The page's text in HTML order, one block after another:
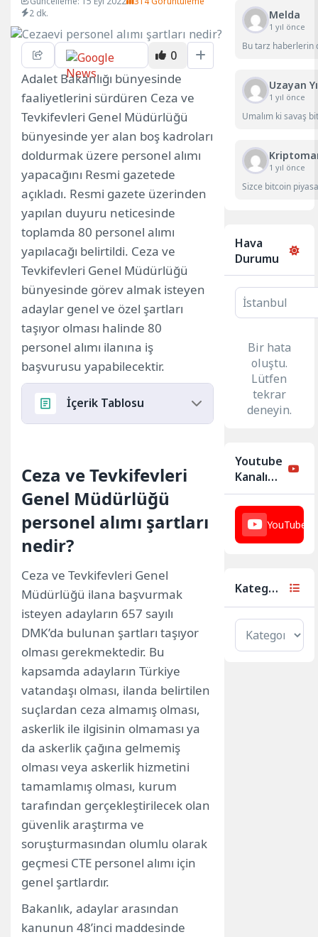
2 dk.
0
Adalet Bakanlığı bünyesinde
faaliyetlerini sürdüren Ceza ve
Tevkifevleri Genel Müdürlüğü
bünyesinde yer alan boş kadroları
doldurmak üzere personel alımı
yapacağını Resmi gazetede
açıkladı. Resmi gazete üzerinden
yapılan duyuru neticesinde
toplamda 80 personel alımı
yapılacağı belirtildi. Ceza ve
Tevkifevleri Genel Müdürlüğü
bünyesinde görev almak isteyen
adaylar genel ve özel şartları
taşıyor olması halinde 80
personel alımı ilanına iş
başvurusu yapabilecektir.
İçerik Tablosu
şartları nedir?
CTE personel alımı yapılacak
kadrolar nedir?
E-Devlet üzerinden başvuru
gereken belgeler:
Ceza ve Tevkifevleri
Genel Müdürlüğü
personel alımı şartları
nedir?
Ceza ve Tevkifevleri Genel
Müdürlüğü ilana başvurmak
isteyen adayların 657 sayılı
DMK’da bulunan şartları taşıyor
olması gerekmektedir. Bu
kapsamda adayların Türkiye
vatandaşı olması, ilanda belirtilen
suçlardan ceza almamış olması,
askerlik ile ilgisinin olmaması ya
da askerlik çağına gelmemiş
olması veya askerlik hizmetini
tamamlamış olması, kurum
tarafından gerçekleştirilecek olan
güvenlik araştırma ve
soruşturmasından olumlu olarak
geçmesi CTE personel alımı için
genel şartlardır.
Bakanlık, adaylar arasından
kanunun 48’inci maddesinde
Melda
1 yıl önce
Bu tarz haberlerin
Uzayan
1 yıl önce
Umalım ki savaş
1 yıl önce
Sizce bitcoin
Hava
Durumu
Bir hata
oluştu.
Lütfen
tekrar
deneyin.
Youtube
Kanalımız
YouTube
Kategoriler